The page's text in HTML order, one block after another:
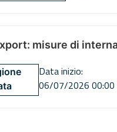
misure di
Data inizio:
06/07/2026 00:00